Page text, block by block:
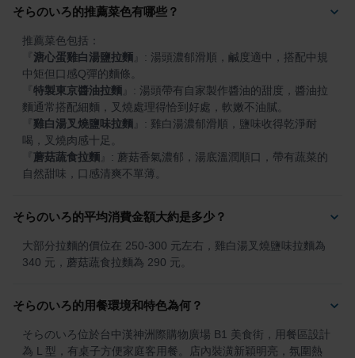
そらのいろ的推薦菜色有哪些？
溏心蛋雞白湯鹽拉麵
: 湯頭濃郁滑順，鹹度適中，搭配中規
特製東京醬油拉麵
: 湯頭帶有自家製作醬油的甜度，醬油拉
雞白湯叉燒鹽味拉麵
: 雞白湯濃郁滑順，鹽味收得乾淨耐
蘑菇蔬食拉麵
: 蘑菇香氣濃郁，湯底溫潤順口，帶有蔬菜的
自然甜味，口感清爽不單薄。
そらのいろ的平均消費金額大約是多少？
大部分拉麵的價位在 250-300 元左右，雞白湯叉燒鹽味拉麵為
340 元，蘑菇蔬食拉麵為 290 元。
そらのいろ的用餐環境和特色為何？
そらのいろ位於台中漢神洲際購物廣場 B1 美食街，用餐區設計
為 L 型，有桌子方便家庭客用餐。店內裝潢新穎明亮，氛圍熱